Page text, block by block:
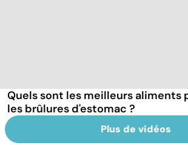
Quels sont les meilleurs aliments
les brûlures d'estomac ?
Plus de vidéos